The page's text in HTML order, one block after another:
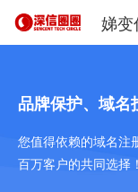
娣变
品牌保护、域
您值得依赖的域名注
百万客户的共同选择！